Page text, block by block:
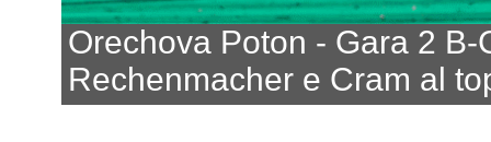
Orechova Poton - Gara 2 B-
Rechenmacher e Cram al